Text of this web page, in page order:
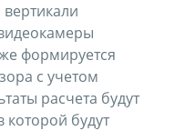
формируется
с учетом
расчета будут
которой будут